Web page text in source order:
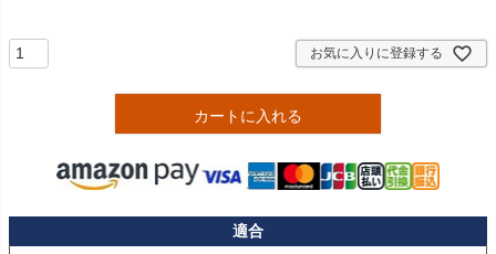
お気に入りに登録する
カートに入れる
適合